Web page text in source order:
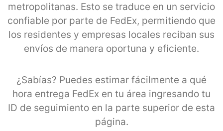
metropolitanas. Esto se traduce en un servicio
confiable por parte de FedEx, permitiendo que
los residentes y empresas locales reciban sus
envíos de manera oportuna y eficiente.
¿Sabías? Puedes estimar fácilmente a qué
hora entrega FedEx en tu área ingresando tu
ID de seguimiento en la parte superior de esta
página.